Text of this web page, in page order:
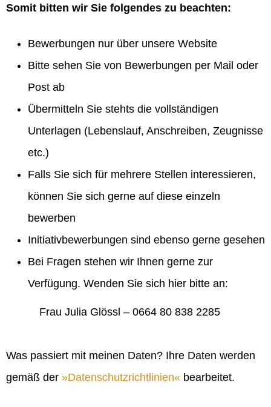
Somit bitten wir Sie folgendes zu beachten:
Bewerbungen nur über unsere Website
Bitte sehen Sie von Bewerbungen per Mail oder
Post ab
Übermitteln Sie stehts die vollständigen
Unterlagen (Lebenslauf, Anschreiben, Zeugnisse
etc.)
Falls Sie sich für mehrere Stellen interessieren,
können Sie sich gerne auf diese einzeln
bewerben
Initiativbewerbungen sind ebenso gerne gesehen
Bei Fragen stehen wir Ihnen gerne zur
Verfügung. Wenden Sie sich hier bitte an:
Frau Julia Glössl – 0664 80 838 2285
Was passiert mit meinen Daten? Ihre Daten werden
gemäß der
Datenschutzrichtlinien bearbeitet.